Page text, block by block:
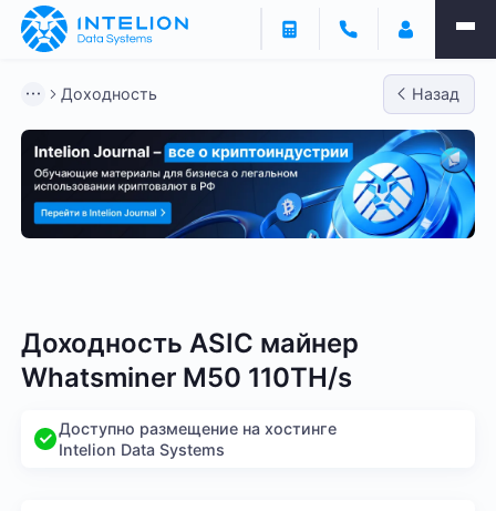
Доходность Назад
Доходность ASIC майнер
Whatsminer M50 110TH/s
Доступно размещение на хостинге
Intelion Data Systems